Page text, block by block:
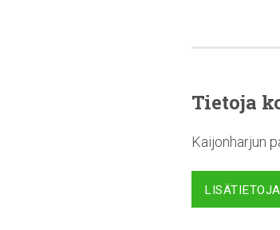
Tietoja
Kaijonharjun